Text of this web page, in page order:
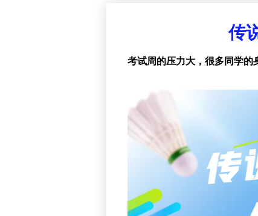
传
考试周的压力大，很多同学的